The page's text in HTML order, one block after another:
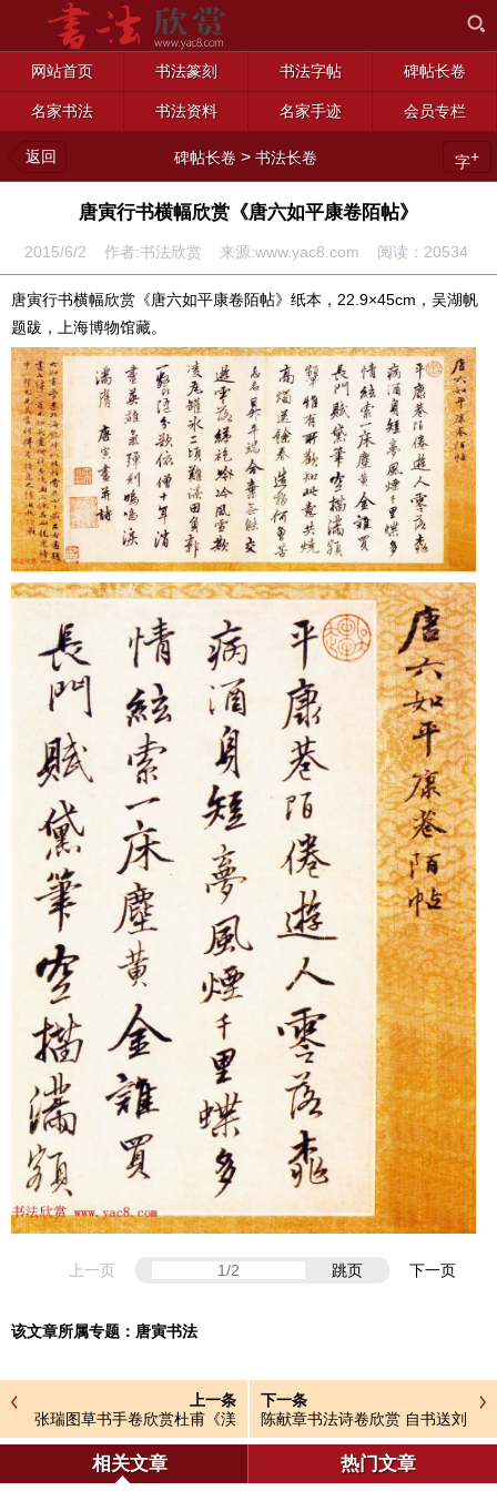
网站首页 书法篆刻 书法字帖 碑帖长卷
名家书法 书法资料 名家手迹 会员专栏
返回 碑帖长卷 >书法长卷 字+
唐寅行书横幅欣赏《唐六如平康卷陌帖》
2015/6/2 作者:书法欣赏 来源:www.yac8.com 阅读： 20534
唐寅行书横幅欣赏《唐六如平康卷陌帖》纸本，22.9×45cm，吴湖帆
题跋，上海博物馆藏。
上一页 跳页 下一页
该文章所属专题： 唐寅书法
上一条
张瑞图草书手卷欣赏杜甫《渼
陂行》两种
下一条
陈献章书法诗卷欣赏 自书送刘
岳伯等三卷
相关文章 热门文章